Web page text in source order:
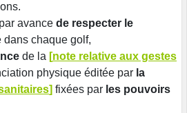
avance de respecter le
dans chaque golf,
de la [note relative aux gestes
physique éditée par la
] fixées par les pouvoirs